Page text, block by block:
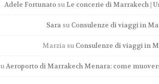
Adele Fortunato su Le concerie di Marrakech |
Sara su Consulenze di viaggi in
Marziasu Consulenze di viaggi in
Aeroporto di Marrakech Menara: come